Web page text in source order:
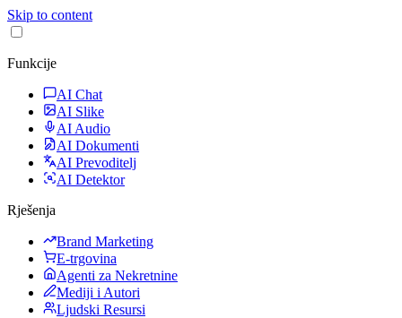
Skip to content
Funkcije
AI Chat
AI Slike
AI Audio
AI Dokumenti
AI Prevoditelj
AI Detektor
Rješenja
Brand Marketing
E-trgovina
Agenti za Nekretnine
Mediji i Autori
Ljudski Resursi